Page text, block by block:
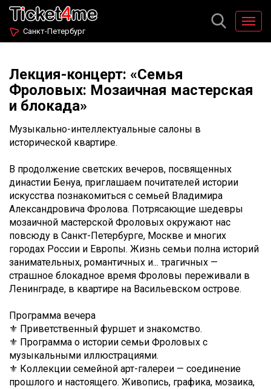
Санкт-Петербург
Лекция-концерт: «Семья
Фроловых: Мозаичная мастерская
и блокада»
Музыкально-интеллектуальные салоны в
исторической квартире.
В продолжение светских вечеров, посвященных
династии Бенуа, приглашаем почитателей истории
искусства познакомиться с семьей Владимира
Александровича Фролова. Потрясающие шедевры
мозаичной мастерской Фроловых окружают нас
повсюду в Санкт-Петербурге, Москве и многих
городах России и Европы. Жизнь семьи полна историй
занимательных, романтичных и... трагичных —
страшное блокадное время Фроловы переживали в
Ленинграде, в квартире на Васильевском острове.
Программа вечера
⚜️ Приветственный фуршет и знакомство.
⚜️ Программа о истории семьи Фроловых с
музыкальными иллюстрациями.
⚜️ Коллекции семейной арт-галереи — соединение
прошлого и настоящего. Живопись, графика, мозаика,